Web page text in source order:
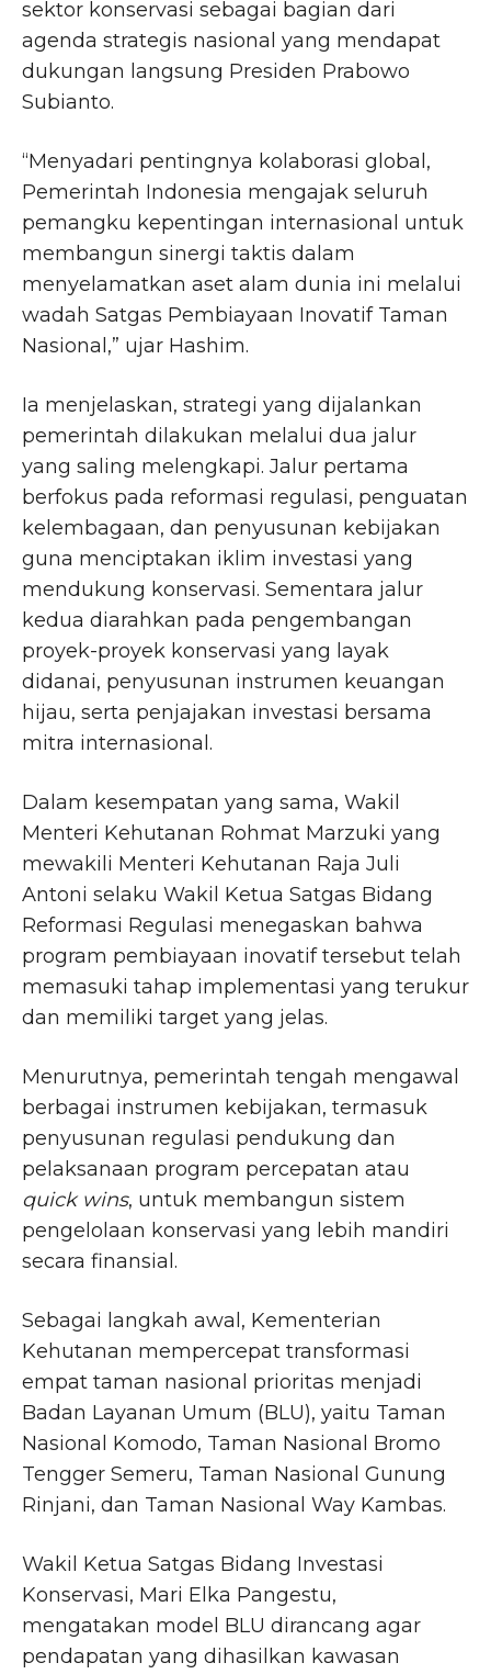
sektor konservasi sebagai bagian dari
agenda strategis nasional yang mendapat
dukungan langsung Presiden Prabowo
Subianto.
“Menyadari pentingnya kolaborasi global,
Pemerintah Indonesia mengajak seluruh
pemangku kepentingan internasional untuk
membangun sinergi taktis dalam
menyelamatkan aset alam dunia ini melalui
wadah Satgas Pembiayaan Inovatif Taman
Nasional,” ujar Hashim.
Ia menjelaskan, strategi yang dijalankan
pemerintah dilakukan melalui dua jalur
yang saling melengkapi. Jalur pertama
berfokus pada reformasi regulasi, penguatan
kelembagaan, dan penyusunan kebijakan
guna menciptakan iklim investasi yang
mendukung konservasi. Sementara jalur
kedua diarahkan pada pengembangan
proyek-proyek konservasi yang layak
didanai, penyusunan instrumen keuangan
hijau, serta penjajakan investasi bersama
mitra internasional.
Dalam kesempatan yang sama, Wakil
Menteri Kehutanan Rohmat Marzuki yang
mewakili Menteri Kehutanan Raja Juli
Antoni selaku Wakil Ketua Satgas Bidang
Reformasi Regulasi menegaskan bahwa
program pembiayaan inovatif tersebut telah
memasuki tahap implementasi yang terukur
dan memiliki target yang jelas.
Menurutnya, pemerintah tengah mengawal
berbagai instrumen kebijakan, termasuk
penyusunan regulasi pendukung dan
pelaksanaan program percepatan atau
quick wins, untuk membangun sistem
pengelolaan konservasi yang lebih mandiri
secara finansial.
Sebagai langkah awal, Kementerian
Kehutanan mempercepat transformasi
empat taman nasional prioritas menjadi
Badan Layanan Umum (BLU), yaitu Taman
Nasional Komodo, Taman Nasional Bromo
Tengger Semeru, Taman Nasional Gunung
Rinjani, dan Taman Nasional Way Kambas.
Wakil Ketua Satgas Bidang Investasi
Konservasi, Mari Elka Pangestu,
mengatakan model BLU dirancang agar
pendapatan yang dihasilkan kawasan